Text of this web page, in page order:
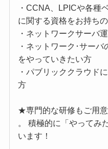
・CCNA、LPICや各種
に関する資格をお持ち
・ネットワークサーバ
・ネットワーク･サー
をやっていきたい方
・パブリッククラウド
方
★専門的な研修もご用
。 積極的に「やってみ
います！